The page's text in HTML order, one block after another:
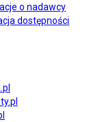
o nadawcy
dostępności